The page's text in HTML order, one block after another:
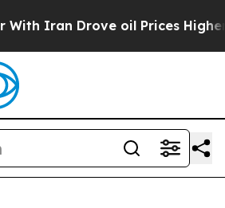
oil Prices Higher, Trump